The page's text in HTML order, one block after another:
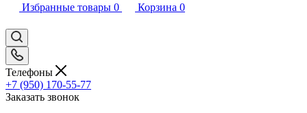
Избранные товары 0 Корзина 0
Телефоны
+7 (950) 170-55-77
Заказать звонок